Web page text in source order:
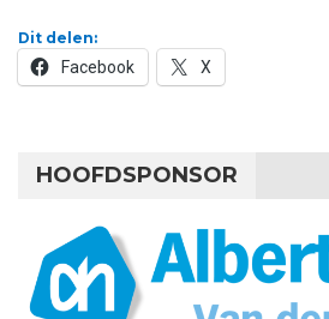
Dit delen:
Facebook X
HOOFDSPONSOR